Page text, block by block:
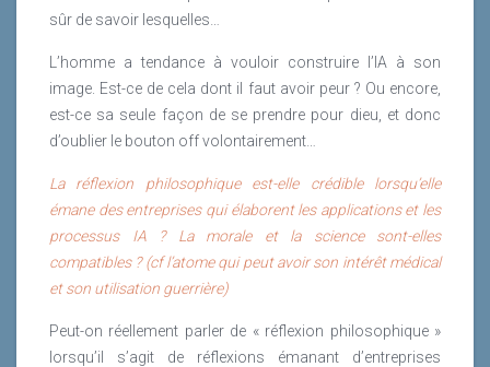
sûr de savoir lesquelles…
L’homme a tendance à vouloir construire l’IA à son
image. Est-ce de cela dont il faut avoir peur ? Ou encore,
est-ce sa seule façon de se prendre pour dieu, et donc
d’oublier le bouton off volontairement…
La réflexion philosophique est-elle crédible lorsqu’elle
émane des entreprises qui élaborent les applications et les
processus IA ? La morale et la science sont-elles
compatibles ? (cf l’atome qui peut avoir son intérêt médical
et son utilisation guerrière)
Peut-on réellement parler de « réflexion philosophique »
lorsqu’il s’agit de réflexions émanant d’entreprises